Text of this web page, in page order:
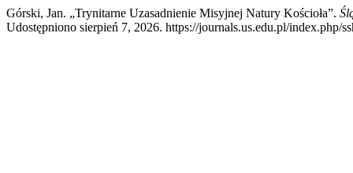
Górski, Jan. „Trynitarne Uzasadnienie Misyjnej Natury Kościoła”.
Udostępniono sierpień 7, 2026. https://journals.us.edu.pl/index.php/